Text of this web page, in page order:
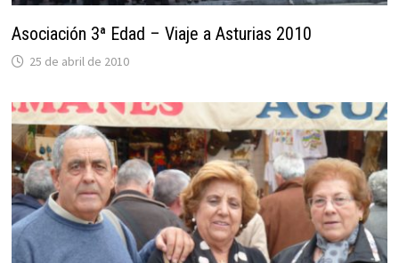
Asociación 3ª Edad – Viaje a Asturias 2010
25 de abril de 2010